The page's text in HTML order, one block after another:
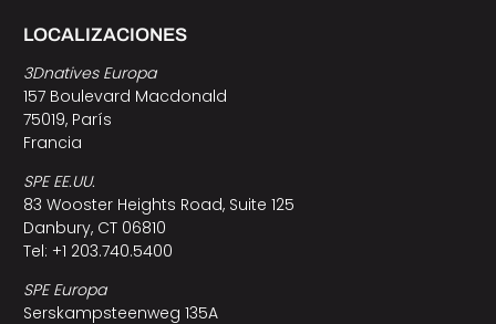
LOCALIZACIONES
3Dnatives Europa
157 Boulevard Macdonald
75019, París
Francia
SPE EE.UU.
83 Wooster Heights Road, Suite 125
Danbury, CT 06810
Tel: +1 203.740.5400
SPE Europa
Serskampsteenweg 135A